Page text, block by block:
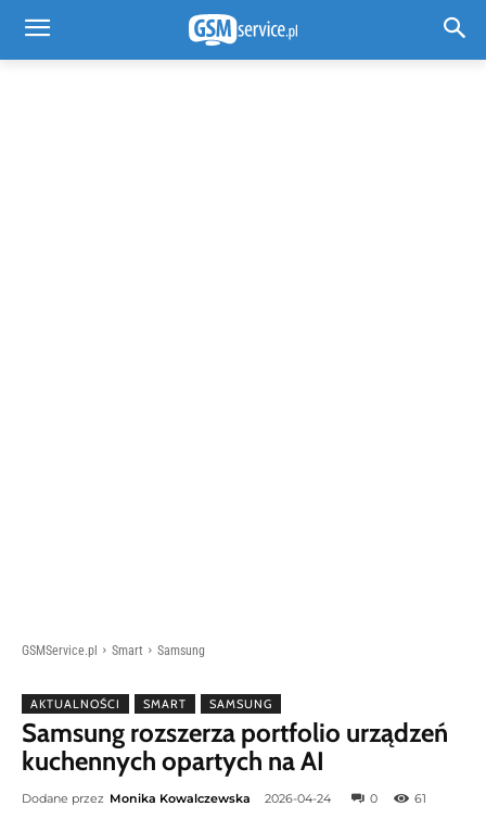
GSMService.pl Smart Samsung
AKTUALNOŚCI SMART SAMSUNG
Samsung rozszerza portfolio urządzeń
kuchennych opartych na AI
Dodane przez Monika Kowalczewska 2026-04-24 0 61